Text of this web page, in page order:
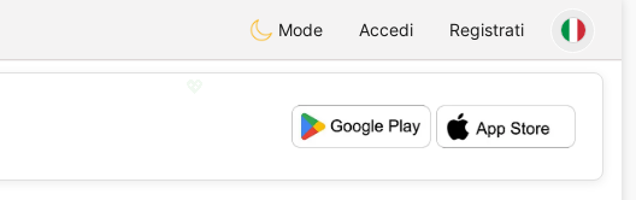
Mode Accedi Registrati
💕